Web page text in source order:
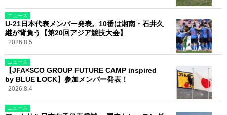
ニュース
U-21日本代表メンバー発表。10番は湘南・石井久
継が背負う【第20回アジア競技大会】
2026.8.5
ニュース
【JFA×SCO GROUP FUTURE CAMP inspired
by BLUE LOCK】参加メンバー発表！
2026.8.4
ニュース